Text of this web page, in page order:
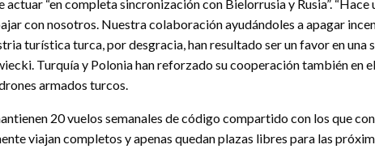
“en completa sincronización con Bielorrusia y Rusia”. “Hace
con nosotros. Nuestra colaboración ayudándoles a apagar
turística turca, por desgracia, han resultado ser un favor en una
Turquía y Polonia han reforzado su cooperación también en
armados turcos.
20 vuelos semanales de código compartido con los que
viajan completos y apenas quedan plazas libres para las